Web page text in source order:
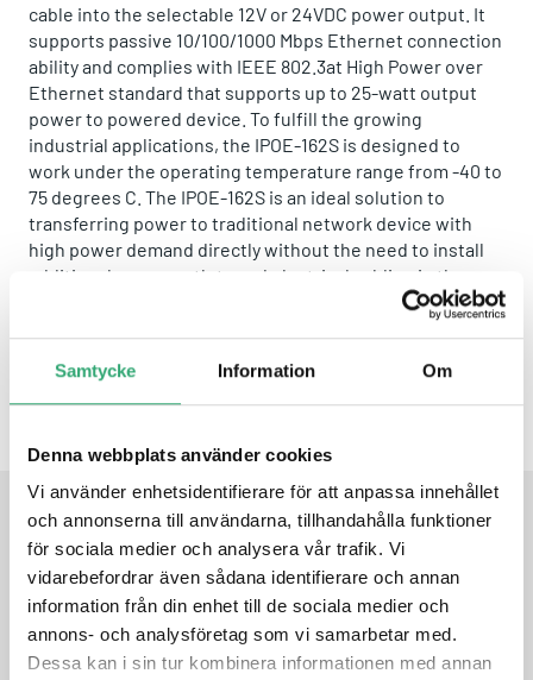
Samtycke Information Om
Denna webbplats använder cookies
Vi använder enhetsidentifierare för att anpassa innehållet
och annonserna till användarna, tillhandahålla funktioner
för sociala medier och analysera vår trafik. Vi
vidarebefordrar även sådana identifierare och annan
information från din enhet till de sociala medier och
annons- och analysföretag som vi samarbetar med.
Dessa kan i sin tur kombinera informationen med annan
cable into the selectable 12V or 24VDC power output. It
supports passive 10/100/1000 Mbps Ethernet connection
ability and complies with IEEE 802.3at High Power over
Ethernet standard that supports up to 25-watt output
power to powered device. To fulfill the growing
industrial applications, the IPOE-162S is designed to
work under the operating temperature range from -40 to
75 degrees C. The IPOE-162S is an ideal solution to
transferring power to traditional network device with
high power demand directly without the need to install
additional power outlets and electrical cabling in the
DATASHEET
PRODUCT DATASHEET